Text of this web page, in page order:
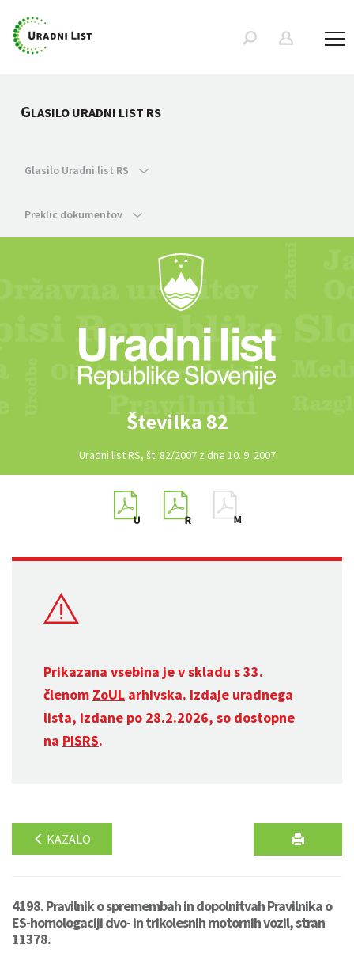
GLASILO URADNI LIST RS
Glasilo Uradni list RS
Preklic dokumentov
Številka 82
Uradni list RS, št. 82/2007 z dne 10. 9. 2007
Prikazana vsebina je v skladu s 33.
členom ZoUL arhivska. Izdaje uradnega
lista, izdane po 28.2.2026, so dostopne
na PISRS.
KAZALO
4198. Pravilnik o spremembah in dopolnitvah Pravilnika o
ES-homologaciji dvo- in trikolesnih motornih vozil, stran
11378.